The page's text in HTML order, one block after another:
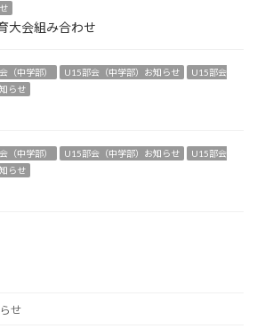
大会組み合わせ
（中学部） U15部会（中学部）お知らせ
U15部会
らせ
（中学部） U15部会（中学部）お知らせ
U15部会
らせ
せ